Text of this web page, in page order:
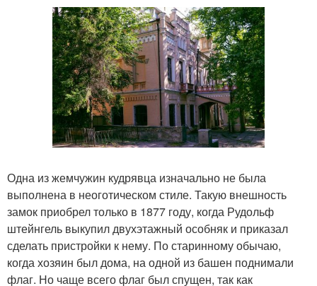
Одна из жемчужин кудрявца изначально не была
выполнена в неоготическом стиле. Такую внешность
замок приобрел только в 1877 году, когда Рудольф
штейнгель выкупил двухэтажный особняк и приказал
сделать пристройки к нему. По старинному обычаю,
когда хозяин был дома, на одной из башен поднимали
флаг. Но чаще всего флаг был спущен, так как